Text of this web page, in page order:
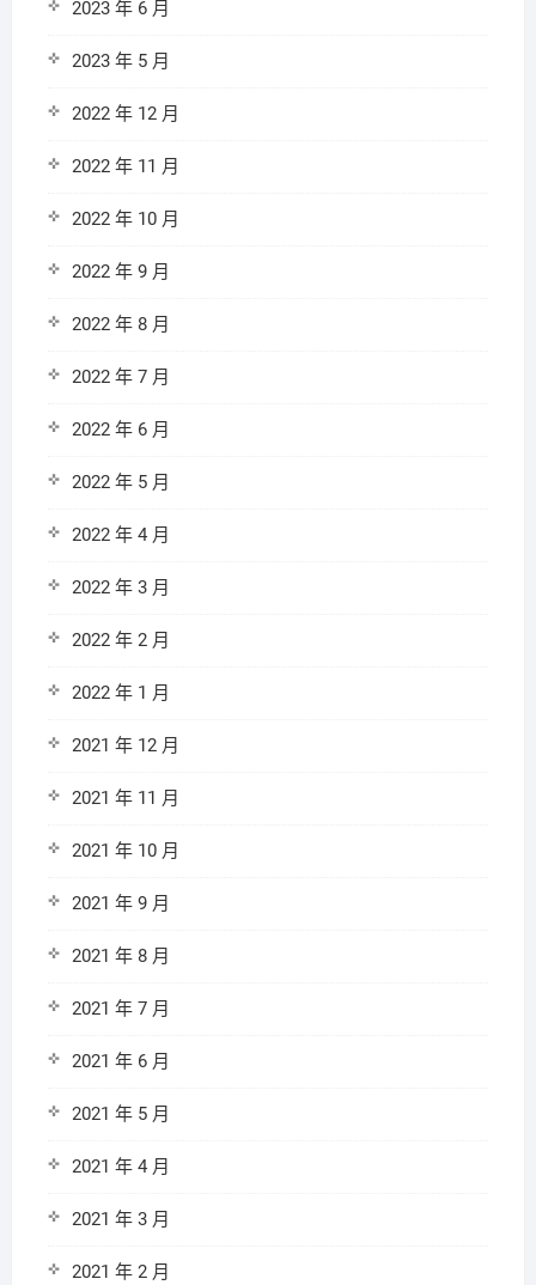
2023 年 6 月
2023 年 5 月
2022 年 12 月
2022 年 11 月
2022 年 10 月
2022 年 9 月
2022 年 8 月
2022 年 7 月
2022 年 6 月
2022 年 5 月
2022 年 4 月
2022 年 3 月
2022 年 2 月
2022 年 1 月
2021 年 12 月
2021 年 11 月
2021 年 10 月
2021 年 9 月
2021 年 8 月
2021 年 7 月
2021 年 6 月
2021 年 5 月
2021 年 4 月
2021 年 3 月
2021 年 2 月